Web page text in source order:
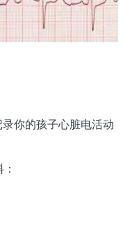
你的孩子心脏电活动